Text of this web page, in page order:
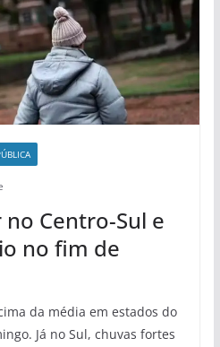
Centro-Sul e
no fim de
da média em estados do
Já no Sul, chuvas fortes